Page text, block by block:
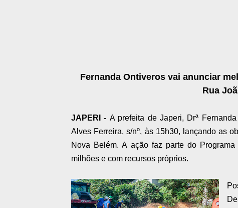
Fernanda Ontiveros vai anunciar
Rua
JAPERI - A prefeita de Japeri, Drª
Alves Ferreira, s/nº, às 15h30, lançando as
Nova Belém. A ação faz parte do
milhões e com recursos próprios.